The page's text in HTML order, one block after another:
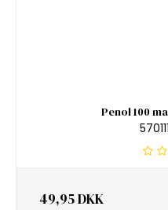
Penol 100
49,95 DKK